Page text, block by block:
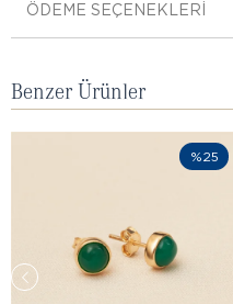
ÖDEME SEÇENEKLERI
Benzer Ürünler
%25